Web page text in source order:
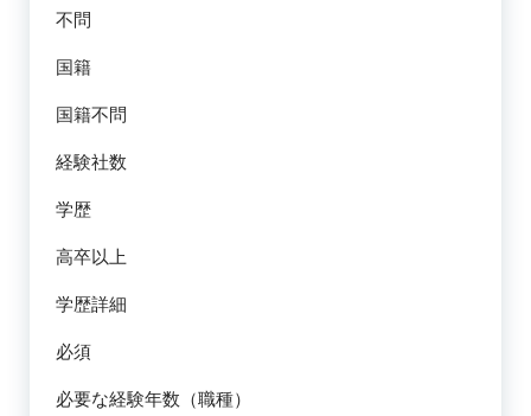
不問
国籍
国籍不問
経験社数
学歴
高卒以上
学歴詳細
必須
必要な経験年数（職種）